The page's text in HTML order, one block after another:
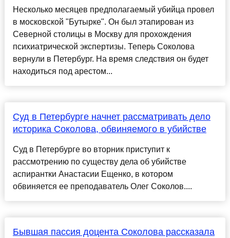
Несколько месяцев предполагаемый убийца провел
в московской "Бутырке". Он был этапирован из
Северной столицы в Москву для прохождения
психиатрической экспертизы. Теперь Соколова
вернули в Петербург. На время следствия он будет
находиться под арестом...
Суд в Петербурге начнет рассматривать дело
историка Соколова, обвиняемого в убийстве
Суд в Петербурге во вторник приступит к
рассмотрению по существу дела об убийстве
аспирантки Анастасии Ещенко, в котором
обвиняется ее преподаватель Олег Соколов....
Бывшая пассия доцента Соколова рассказала